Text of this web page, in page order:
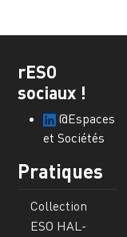
rESO
sociaux !
@Espaces
et Sociétés
Pratiques
Collection
ESO HAL-